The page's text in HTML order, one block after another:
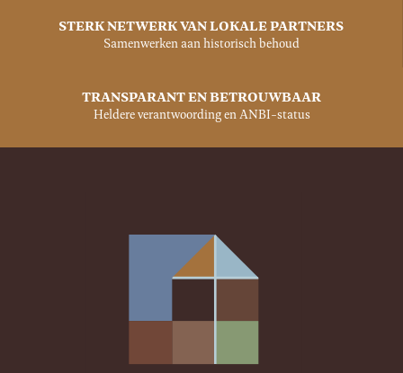
STERK NETWERK VAN LOKALE PARTNERS
Samenwerken aan historisch behoud
TRANSPARANT EN BETROUWBAAR
Heldere verantwoording en ANBI-status